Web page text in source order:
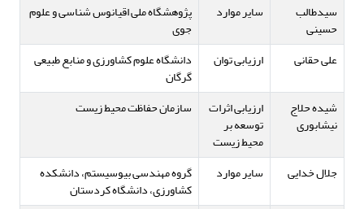
سیدطالب
حسینی
سایر موارد پژوهشگاه ملی اقیانوس شناسی و علوم
جوی
علی حقانی
ارزیابی توان دانشگاه علوم کشاورزی و منابع طبیعی
گرگان
شیده حلاج
نیشابوری
ارزیابی اثرات
توسعه بر
محیط زیست
سازمان حفاظت محیط زیست
جلال خدایی سایر موارد گروه مهندسی بیوسیستم، دانشکده
کشاورزی، دانشگاه کردستان